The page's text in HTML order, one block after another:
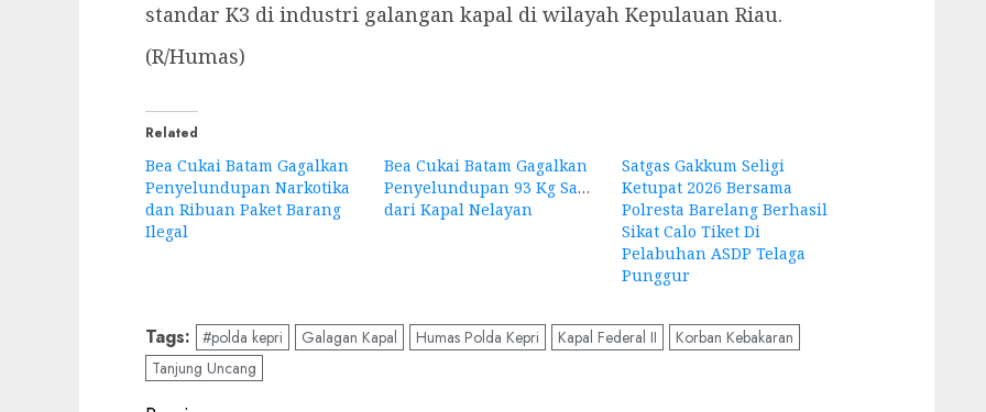
standar K3 di industri galangan kapal di wilayah Kepulauan Riau.
(R/Humas)
Related
Bea Cukai Batam Gagalkan
Penyelundupan Narkotika
dan Ribuan Paket Barang
Ilegal
Bea Cukai Batam Gagalkan
Penyelundupan 93 Kg Sabu
dari Kapal Nelayan
Satgas Gakkum Seligi
Ketupat 2026 Bersama
Polresta Barelang Berhasil
Sikat Calo Tiket Di
Pelabuhan ASDP Telaga
Punggur
Tags: #polda kepri Galagan Kapal Humas Polda Kepri Kapal Federal II
Korban Kebakaran
Tanjung Uncang